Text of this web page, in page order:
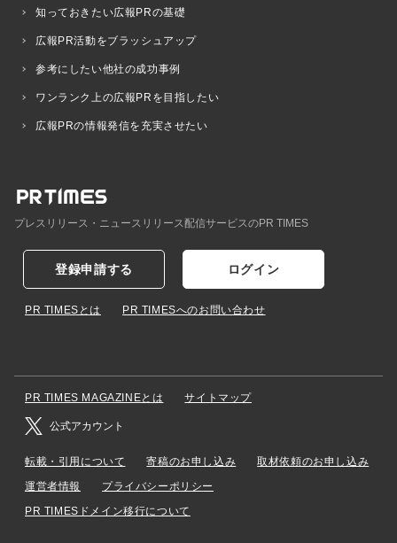
知っておきたい広報PRの基礎
広報PR活動をブラッシュアップ
参考にしたい他社の成功事例
ワンランク上の広報PRを目指したい
広報PRの情報発信を充実させたい
プレスリリース・ニュースリリース配信サービスのPR TIMES
登録申請する ログイン
PR TIMESとは PR TIMESへのお問い合わせ
PR TIMES MAGAZINEとは サイトマップ
公式アカウント
転載・引用について 寄稿のお申し込み
取材依頼のお申し込み
運営者情報
プライバシーポリシー
PR TIMESドメイン移行について